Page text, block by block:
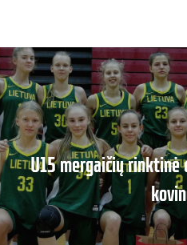
U15 mergaičių